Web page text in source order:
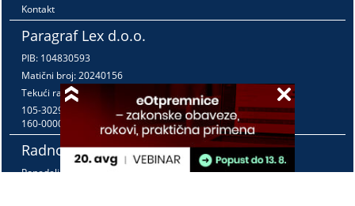
Kontakt
Paragraf Lex d.o.o.
PIB: 104830593
Matični broj: 20240156
Tekući račun:
105-3029346-18
160-0000000380290-23
Radno vreme:
Ponedeljak - petak